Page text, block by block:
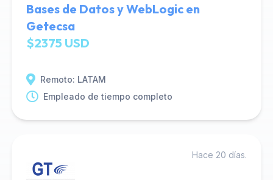
Bases de Datos y WebLogic en
Getecsa
$2375 USD
Remoto: LATAM
Empleado de tiempo completo
Hace 20 días.